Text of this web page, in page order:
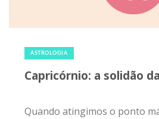
ASTROLOGIA
Capricórnio: a solidão
Quando atingimos o ponto